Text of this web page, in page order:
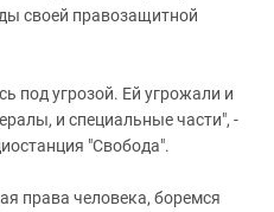
своей правозащитной
под угрозой. Ей угрожали и
и специальные части", -
"Свобода".
права человека, боремся